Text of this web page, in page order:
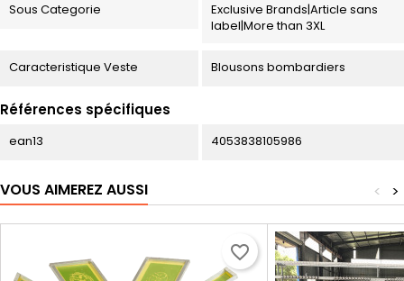
Sous Categorie
Exclusive Brands|Article sans
label|More than 3XL
Caracteristique Veste Blousons bombardiers
Références spécifiques
ean13 4053838105986
VOUS AIMEREZ AUSSI >
<
favorite_border